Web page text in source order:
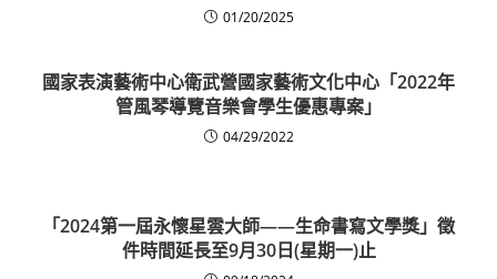
01/20/2025
國家表演藝術中心衛武營國家藝術文化中心「2022年
管風琴導覽音樂會學生優惠專案」
04/29/2022
「2024第一屆永懷星雲大師——生命書寫文學獎」徵
件時間延長至9月30日(星期一)止